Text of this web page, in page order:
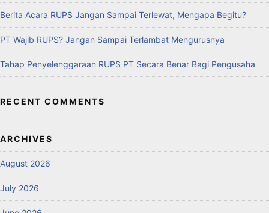
Berita Acara RUPS Jangan Sampai Terlewat, Mengapa Begitu?
PT Wajib RUPS? Jangan Sampai Terlambat Mengurusnya
Tahap Penyelenggaraan RUPS PT Secara Benar Bagi Pengusaha
RECENT COMMENTS
ARCHIVES
August 2026
July 2026